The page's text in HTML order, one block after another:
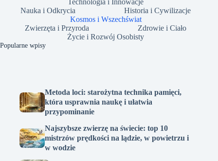
Technologia i Innowacje
Nauka i Odkrycia
Historia i Cywilizacje
Kosmos i Wszechświat
Zwierzęta i Przyroda
Zdrowie i Ciało
Życie i Rozwój Osobisty
Popularne wpisy
Metoda loci: starożytna technika pamięci,
która usprawnia naukę i ułatwia
przypominanie
Najszybsze zwierzę na świecie: top 10
mistrzów prędkości na lądzie, w powietrzu i
w wodzie